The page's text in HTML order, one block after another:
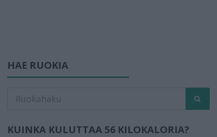
HAE RUOKIA
KUINKA KULUTTAA 56 KILOKALORIA?